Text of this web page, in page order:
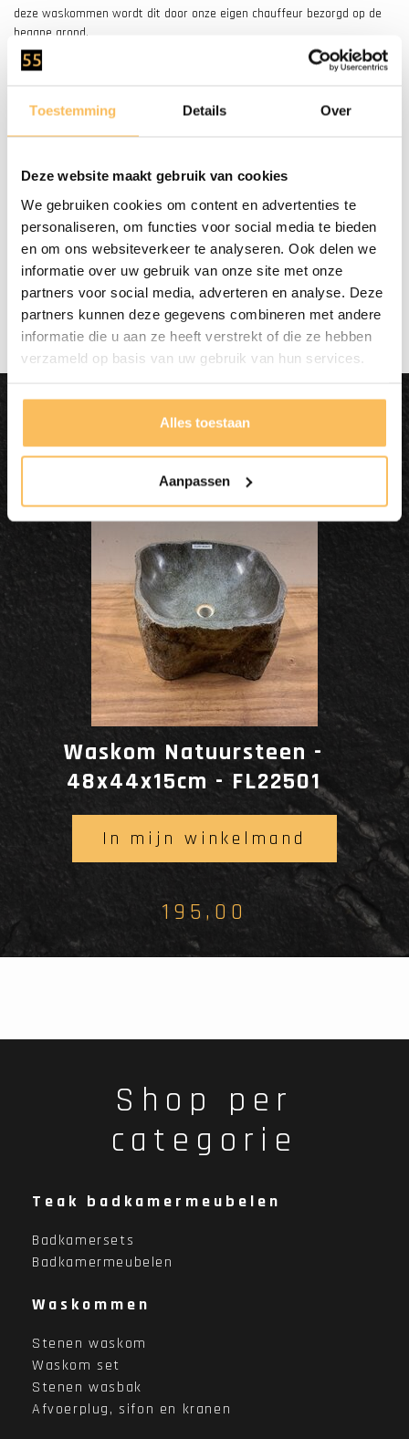
Toestemming Details Over
Deze website maakt gebruik van cookies
We gebruiken cookies om content en advertenties te
personaliseren, om functies voor social media te bieden
en om ons websiteverkeer te analyseren. Ook delen we
informatie over uw gebruik van onze site met onze
partners voor social media, adverteren en analyse. Deze
partners kunnen deze gegevens combineren met andere
informatie die u aan ze heeft verstrekt of die ze hebben
verzameld op basis van uw gebruik van hun services.
Alles toestaan
Aanpassen
deze waskommen wordt dit door onze eigen chauffeur bezorgd op de
begane grond.
Nog vragen of hulp nodig?
onze medewerkers via de chat rechts onderin. Of bel ons op (+31) 55
5400998.
Gratis bezorgd
vanaf €500.-
Dit wordt'n
Enjoy
Waskom Natuursteen -
48x44x15cm - FL22501
In mijn winkelmand
195,00
Shop per
categorie
Teak badkamermeubelen
Badkamersets
Badkamermeubelen
Waskommen
Stenen waskom
Waskom set
Stenen wasbak
Afvoerplug, sifon en kranen